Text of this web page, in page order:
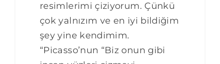
resimlerimi çiziyorum. Çünkü
çok yalnızım ve en iyi bildiğim
şey yine kendimim.
“Picasso’nun “Biz onun gibi